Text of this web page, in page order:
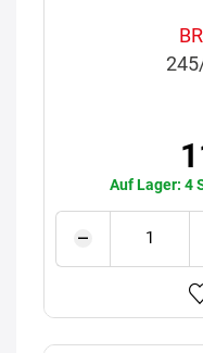
Auf Lager: 4